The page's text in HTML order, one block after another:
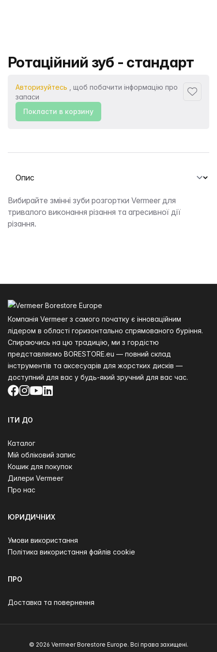
Назва продукту
Ротаційний зуб - стандарт
Авторизуйтесь , щоб побачити інформацію про
запаси
Покласти в корзину
Виберіть вкладку
Опис
Вибирайте змінні зуби розгортки Vermeer для
тривалого виконання різання та агресивної дії
різання.
Компанія Vermeer з самого початку є інноваційним
лідером в області горизонтально спрямованого буріння.
Спираючись на цю традицію, ми з гордістю
представляємо BORESTORE.eu — повний склад
інструментів та аксесуарів для жорстких дисків —
доступний для вас у будь-який зручний для вас час.
Facebook
Instagram
YouTube
LinkedIn
ІТИ ДО
Каталог
Мій обліковий запис
Кошик для покупок
Дилери Vermeer
Про нас
ЮРИДИЧНИХ
Умови використання
Політика використання файлів cookie
ПРО
Доставка та повернення
© 2026 Vermeer Borestore Europe. Всі права захищені.